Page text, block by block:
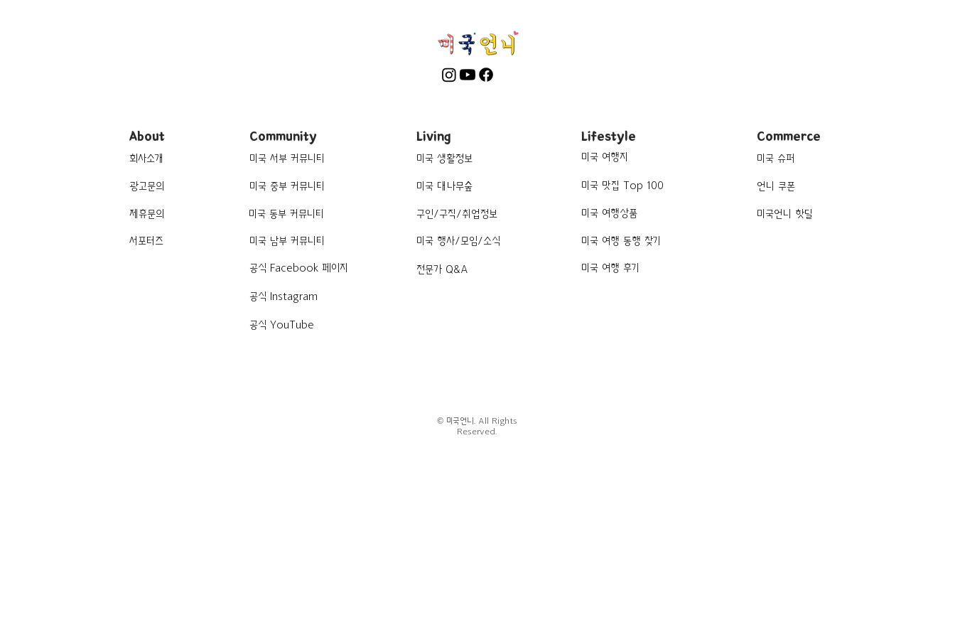
About
회사소개
광고문의
제휴문의
서포터즈
Community
미국 서부 커뮤니티
미국 중부 커뮤니티
미국 동부 커뮤니티
미국 남부 커뮤니티
공식 Facebook 페이지
공식 Instagram
공식 YouTube
Living
미국 생활정보
미국 대나무숲
구인/구직/취업정보
미국 행사/모임/소식
전문가 Q&A
Lifestyle
미국 여행지
미국 맛집 Top 100
미국 여행상품
미국 여행 동행 찾기
미국 여행 후기
Commerce
미국 슈퍼
언니 쿠폰
미국언니 핫딜
© 미국언니. All Rights
Reserved.